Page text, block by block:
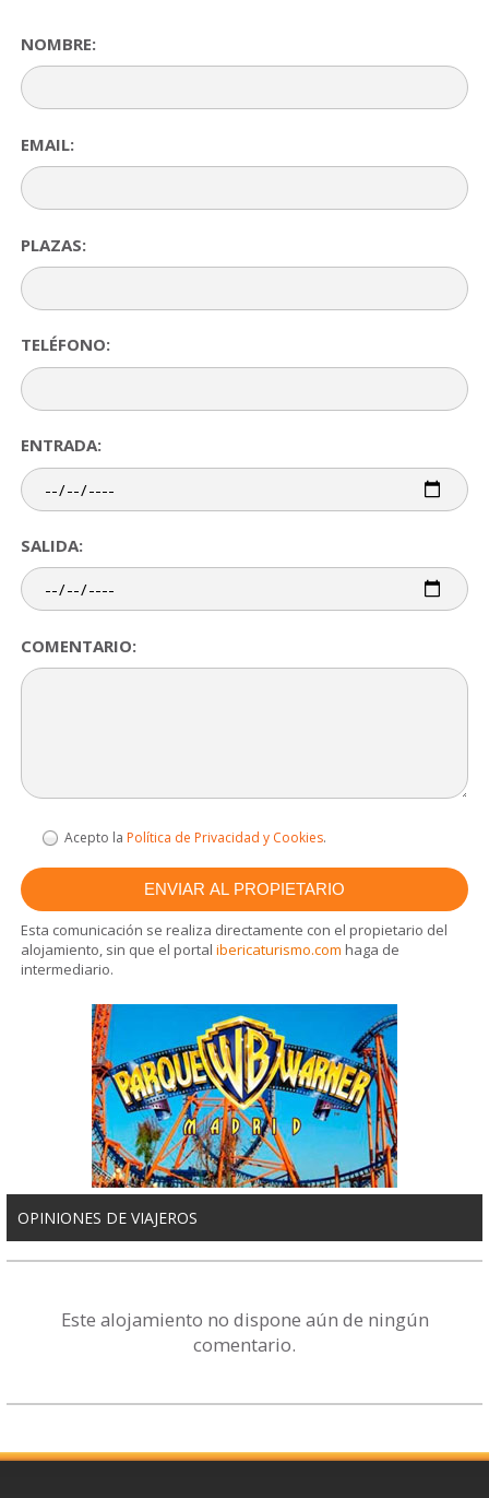
NOMBRE:
EMAIL:
PLAZAS:
TELÉFONO:
ENTRADA:
SALIDA:
COMENTARIO:
Acepto la Política de Privacidad y Cookies.
Esta comunicación se realiza directamente con el propietario del
alojamiento, sin que el portalibericaturismo.com haga de
intermediario.
OPINIONES DE VIAJEROS
Este alojamiento no dispone aún de ningún
comentario.